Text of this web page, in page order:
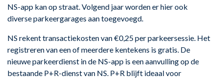
NS-app kan op straat. Volgend jaar worden er hier ook
diverse parkeergarages aan toegevoegd.
NS rekent transactiekosten van €0,25 per parkeersessie. Het
registreren van een of meerdere kentekens is gratis. De
nieuwe parkeerdienst in de NS-app is een aanvulling op de
bestaande P+R-dienst van NS. P+R blijft ideaal voor